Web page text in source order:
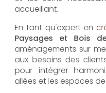
accueillant.
En tant qu'expert en
Paysages et Bois
aménagements sur
aux besoins des
pour intégrer
allées et les espaces